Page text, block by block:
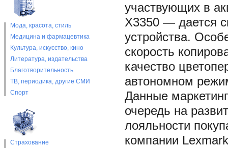
Мода, красота, стиль
Медицина и фармацевтика
Культура, искусство, кино
Литература, издательства
Благотворительность
ТВ, периодика, другие СМИ
Спорт
Страхование
участвующих в
X3350 — дается
устройства.
скорость
качество
автономном
Данные
очередь на
лояльности
компании